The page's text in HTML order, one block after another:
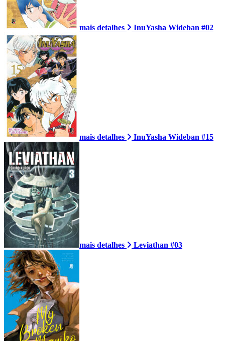
mais detalhes InuYasha Wideban #02
mais detalhes InuYasha Wideban #15
mais detalhes Leviathan #03